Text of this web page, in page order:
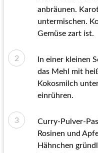
anbräunen.
untermischen.
Gemüse zart ist.
In einer kleinen
das Mehl mit
Kokosmilch
einrühren.
Curry-Pulver-
Rosinen und
Hähnchen